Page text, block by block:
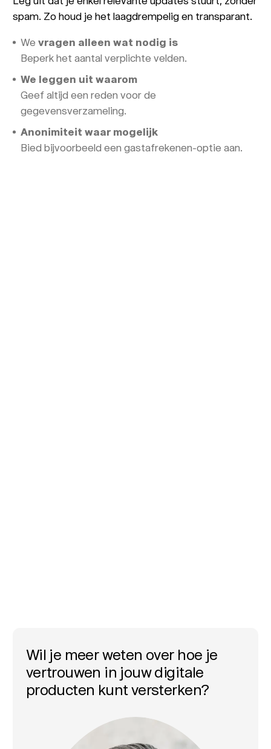
spam. Zo houd je het laagdrempelig en transparant.
We vragen alleen wat nodig is
Beperk het aantal verplichte velden.
We leggen uit waarom
Geef altijd een reden voor de
gegevensverzameling.
Anonimiteit waar mogelijk
Bied bijvoorbeeld een gastafrekenen-optie aan.
Wil je meer weten over hoe je
vertrouwen in jouw digitale
producten kunt versterken?